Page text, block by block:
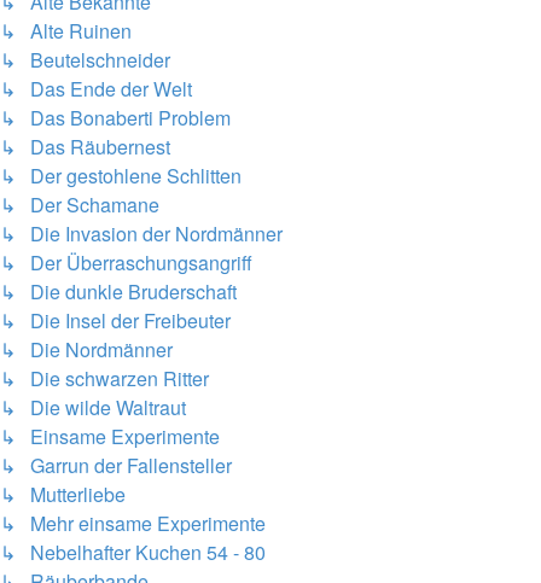
↳ Alte Ruinen
↳ Beutelschneider
↳ Das Ende der Welt
↳ Das Bonaberti Problem
↳ Das Räubernest
↳ Der gestohlene Schlitten
↳ Der Schamane
↳ Die Invasion der Nordmänner
↳ Der Überraschungsangriff
↳ Die dunkle Bruderschaft
↳ Die Insel der Freibeuter
↳ Die Nordmänner
↳ Die schwarzen Ritter
↳ Die wilde Waltraut
↳ Einsame Experimente
↳ Garrun der Fallensteller
↳ Mutterliebe
↳ Mehr einsame Experimente
↳ Nebelhafter Kuchen 54 - 80